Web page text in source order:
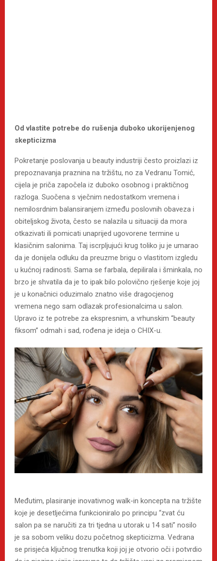
Od vlastite potrebe do rušenja duboko ukorijenjenog
skepticizma
Pokretanje poslovanja u beauty industriji često proizlazi iz
prepoznavanja praznina na tržištu, no za Vedranu Tomić,
cijela je priča započela iz duboko osobnog i praktičnog
razloga. Suočena s vječnim nedostatkom vremena i
nemilosrdnim balansiranjem između poslovnih obaveza i
obiteljskog života, često se nalazila u situaciji da mora
otkazivati ili pomicati unaprijed ugovorene termine u
klasičnim salonima. Taj iscrpljujući krug toliko ju je umarao
da je donijela odluku da preuzme brigu o vlastitom izgledu
u kućnoj radinosti. Sama se farbala, depilirala i šminkala, no
brzo je shvatila da je to ipak bilo polovično rješenje koje joj
je u konačnici oduzimalo znatno više dragocjenog
vremena nego sam odlazak profesionalcima u salon.
Upravo iz te potrebe za ekspresnim, a vrhunskim “beauty
fiksom” odmah i sad, rođena je ideja o CHIX-u.
Međutim, plasiranje inovativnog walk-in koncepta na tržište
koje je desetljećima funkcioniralo po principu “zvat ću
salon pa se naručiti za tri tjedna u utorak u 14 sati” nosilo
je sa sobom veliku dozu početnog skepticizma. Vedrana
se prisjeća ključnog trenutka koji joj je otvorio oči i potvrdio